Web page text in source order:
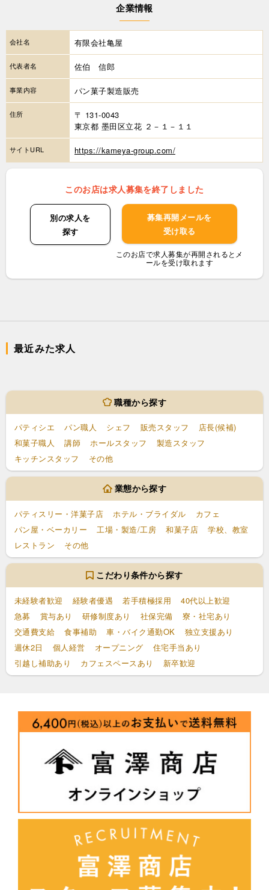
企業情報
会社名 有限会社亀屋
代表者名 佐伯 信郎
事業内容 パン菓子製造販売
住所
〒 131-0043
東京都 墨田区立花 ２－１－１１
サイトURL https://kameya-group.com/
このお店は求人募集を終了しました
別の求人を
探す
募集再開メールを
受け取る
このお店で求人募集が再開されるとメ
ールを受け取れます
最近みた求人
職種から探す
パティシエ パン職人 シェフ 販売スタッフ
店長(候補)
和菓子職人
講師 ホールスタッフ
製造スタッフ
キッチンスタッフ
その他
業態から探す
パティスリー・洋菓子店 ホテル・ブライダル
カフェ
パン屋・ベーカリー
工場・製造/工房 和菓子店
学校、教室
レストラン
その他
こだわり条件から探す
未経験者歓迎 経験者優遇 若手積極採用
40代以上歓迎
急募
賞与あり 研修制度あり 社保完備
寮・社宅あり
交通費支給
食事補助 車・バイク通勤OK
独立支援あり
週休2日
個人経営 オープニング
住宅手当あり
引越し補助あり
カフェスペースあり 新卒歓迎